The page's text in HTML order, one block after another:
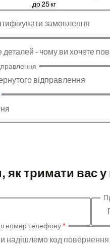
до 25 кг
замовлення
деталей - чому ви хочете
відправлення
тримати вас у
надішлемо код
номер телефону*